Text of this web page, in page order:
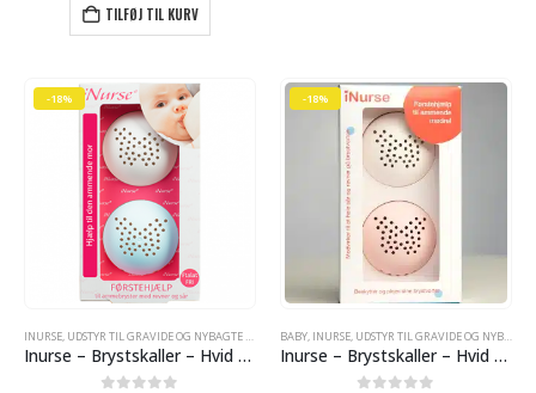
TILFØJ TIL KURV
-18%
INURSE UDSTYR TIL GRAVIDE OG NYBAGTE MØDRE
Inurse – Brystskaller – Hvid – Lyseblå
-18%
BABY INURSE UDSTYR TIL GRAVIDE OG NYBAGTE MØDRE
Inurse – Brystskaller – Hvid – Lyserød